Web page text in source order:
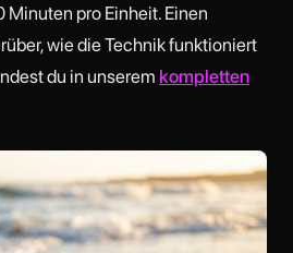
pro Einheit. Einen
wie die Technik funktioniert
du in unserem kompletten